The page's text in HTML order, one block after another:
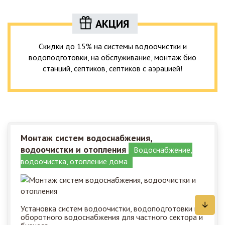
АКЦИЯ
Скидки до 15% на системы водоочистки и
водоподготовки, на обслуживание, монтаж био
станций, септиков, септиков с аэрацией!
Монтаж систем водоснабжения,
водоочистки и отопления
Водоснабжение,
водоочистка, отопление дома
Установка систем водоочистки, водоподготовки и
оборотного водоснабжения для частного сектора и